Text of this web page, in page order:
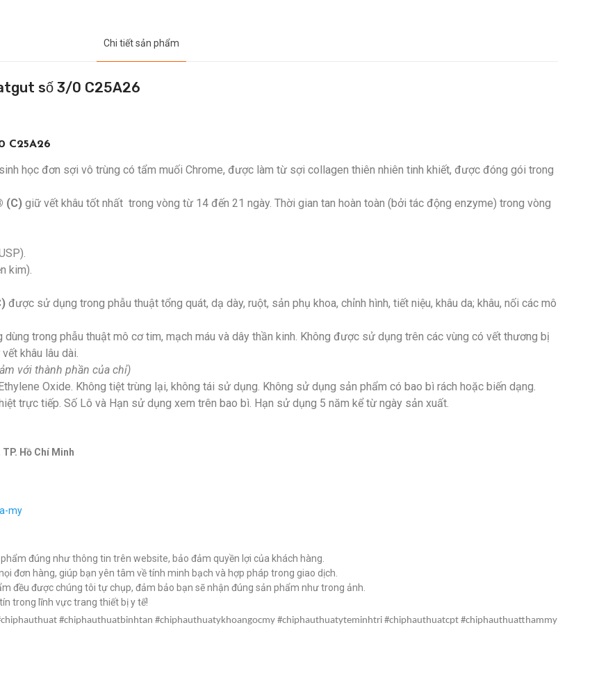
Chi tiết sản phẩm
số 3/0 C25A26
C25A26
học đơn sợi vô trùng có tẩm muối Chrome, được làm từ sợi collagen thiên nhiên tinh khiết, được đóng gói trong
(C) giữ vết khâu tốt nhất trong vòng từ 14 đến 21 ngày. Thời gian tan hoàn toàn (bởi tác động enzyme) trong vòng
kim).
được sử dụng trong phẫu thuật tổng quát, dạ dày, ruột, sản phụ khoa, chỉnh hình, tiết niệu, khâu da; khâu, nối các mô
dùng trong phẫu thuật mô cơ tim, mạch máu và dây thần kinh. Không được sử dụng trên các vùng có vết thương bị
khâu lâu dài.
với thành phần của chỉ)
Oxide. Không tiệt trùng lại, không tái sử dụng. Không sử dụng sản phẩm có bao bì rách hoặc biến dạng.
trực tiếp. Số Lô và Hạn sử dụng xem trên bao bì. Hạn sử dụng 5 năm kể từ ngày sản xuất.
Hồ Chí Minh
my
đúng như thông tin trên website, bảo đảm quyền lợi của khách hàng.
đơn hàng, giúp bạn yên tâm về tính minh bạch và hợp pháp trong giao dịch.
đều được chúng tôi tự chụp, đảm bảo bạn sẽ nhận đúng sản phẩm như trong ảnh.
trong lĩnh vực trang thiết bị y tế!
#chiphauthuatbinhtan #chiphauthuatykhoangocmy #chiphauthuatyteminhtri #chiphauthuatcpt #chiphauthuatthammy